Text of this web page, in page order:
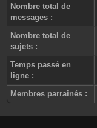
Nombre total de
messages :
Nombre total de
sujets :
Temps passé en
ligne :
Membres parrainés :